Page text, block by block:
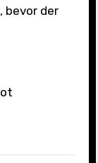
bevor der